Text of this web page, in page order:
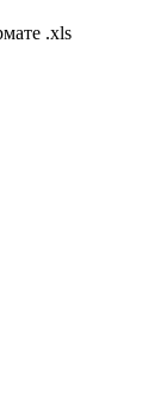
.xls